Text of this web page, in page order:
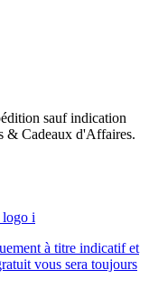
sauf indication
& Cadeaux d'Affaires.
logo i
à titre indicatif et
vous sera toujours